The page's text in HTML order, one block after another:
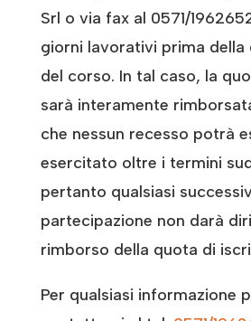
Srl o via fax al 0571/
giorni lavorativi prima della
del corso. In tal caso, la
sarà interamente
che nessun recesso potrà
esercitato oltre i termini
pertanto qualsiasi
partecipazione non darà
rimborso della quota di
Per qualsiasi informazione